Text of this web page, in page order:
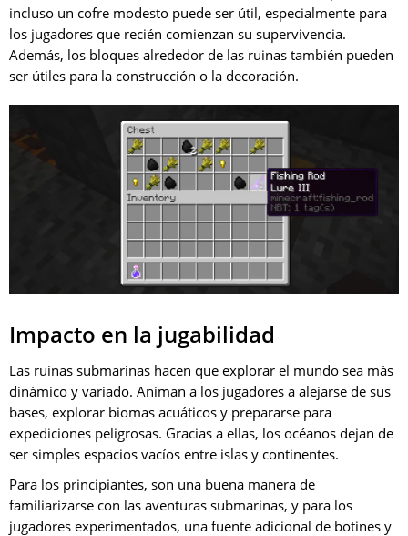
incluso un cofre modesto puede ser útil, especialmente para
los jugadores que recién comienzan su supervivencia.
Además, los bloques alrededor de las ruinas también pueden
ser útiles para la construcción o la decoración.
Impacto en la jugabilidad
Las ruinas submarinas hacen que explorar el mundo sea más
dinámico y variado. Animan a los jugadores a alejarse de sus
bases, explorar biomas acuáticos y prepararse para
expediciones peligrosas. Gracias a ellas, los océanos dejan de
ser simples espacios vacíos entre islas y continentes.
Para los principiantes, son una buena manera de
familiarizarse con las aventuras submarinas, y para los
jugadores experimentados, una fuente adicional de botines y